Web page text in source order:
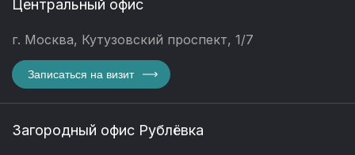
Центральный офис
г. Москва, Кутузовский проспект, 1/7
Записаться на визит
Загородный офис Рублёвка